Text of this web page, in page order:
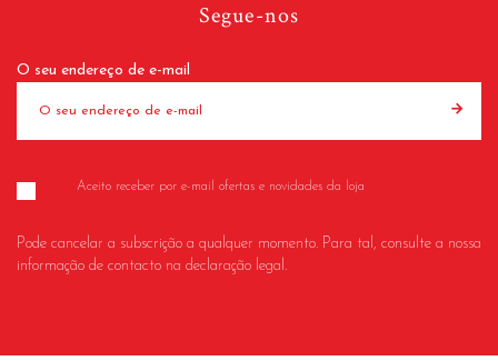
Segue-nos
O seu endereço de e-mail
Aceito receber por e-mail ofertas e novidades da loja
Pode cancelar a subscrição a qualquer momento. Para tal, consulte a nossa
informação de contacto na declaração legal.